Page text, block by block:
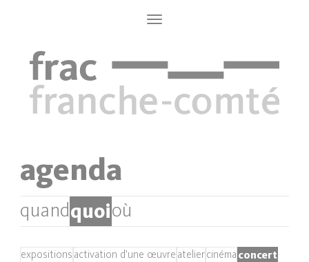
Toggle
navigation
agenda
quandquoioù
expositions activation d’une œuvre atelier cinéma concert